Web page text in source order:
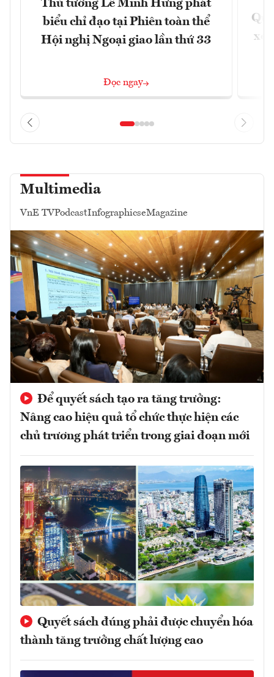
Thủ tướng Lê Minh Hưng phát
biểu chỉ đạo tại Phiên toàn thể
Hội nghị Ngoại giao lần thứ 33
Đọc ngay
Multimedia
VnE TVPodcastInfographicseMagazine
Để quyết sách tạo ra tăng trưởng:
Nâng cao hiệu quả tổ chức thực hiện các
chủ trương phát triển trong giai đoạn mới
Quyết sách đúng phải được chuyển hóa
thành tăng trưởng chất lượng cao